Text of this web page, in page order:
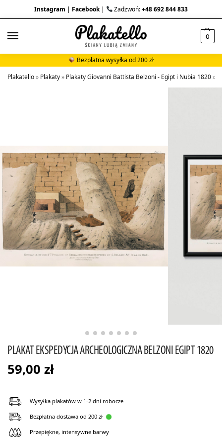
Instagram | Facebook| Zadzwoń:+48 692 844 833
0
Bezpłatna wysyłka od 200 zł
Plakatello» Plakaty» Plakaty Giovanni Battista Belzoni - Egipt i Nubia 1820»
PLAKAT EKSPEDYCJA ARCHEOLOGICZNA BELZONI EGIPT 1820
59,00 zł
Wysyłka plakatów w 1-2 dni robocze
Bezpłatna dostawa od 200 zł
Przepiękne, intensywne barwy